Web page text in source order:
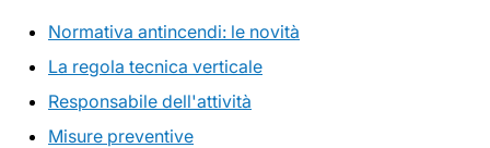
Normativa antincendi: le novità
La regola tecnica verticale
Responsabile dell'attività
Misure preventive